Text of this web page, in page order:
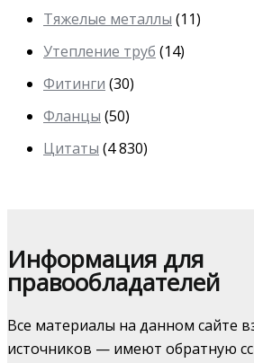
Тяжелые металлы (11)
Утепление труб (14)
Фитинги (30)
Фланцы (50)
Цитаты (4 830)
Информация для
правообладателей
Все материалы на данном сайте
источников — имеют обратную